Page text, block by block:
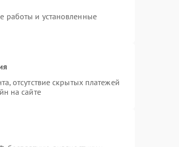
работы и установленные
отсутствие скрытых платежей
на сайте